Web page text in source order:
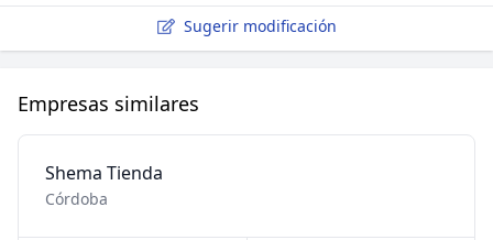
Sugerir modificación
Empresas similares
Shema Tienda
Córdoba